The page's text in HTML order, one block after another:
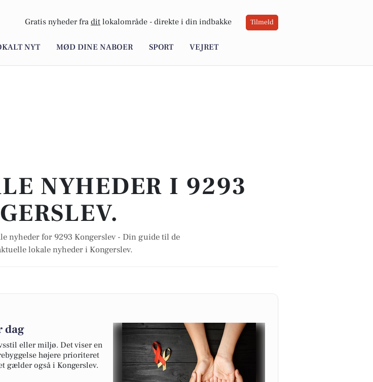
Gratis nyheder fra dit lokalområde - direkte i din indbakke Tilmeld
NYT MØD DINE NABOER SPORT VEJRET
NYHEDER I 9293
nyheder for 9293 Kongerslev - Din guide til de
lokale nyheder i Kongerslev.
dag
eller miljø. Det viser en
højere prioriteret
gælder også i Kongerslev.